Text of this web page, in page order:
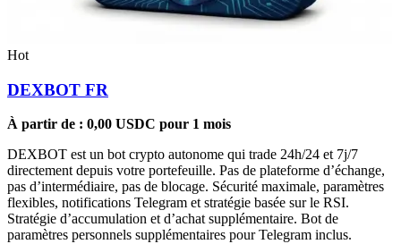
Hot
DEXBOT FR
À partir de : 0,00 USDC pour 1 mois
DEXBOT est un bot crypto autonome qui trade 24h/24 et 7j/7
directement depuis votre portefeuille. Pas de plateforme d’échange,
pas d’intermédiaire, pas de blocage. Sécurité maximale, paramètres
flexibles, notifications Telegram et stratégie basée sur le RSI.
Stratégie d’accumulation et d’achat supplémentaire. Bot de
paramètres personnels supplémentaires pour Telegram inclus.